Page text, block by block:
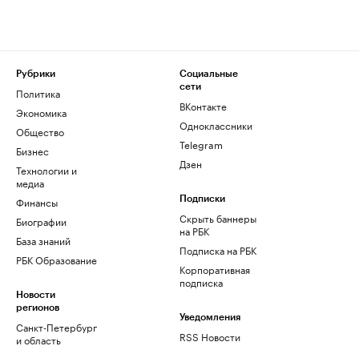
Рубрики
Политика
Экономика
Общество
Бизнес
Технологии и
медиа
Финансы
Биографии
База знаний
РБК Образование
Новости
регионов
Санкт-Петербург
и область
Социальные
сети
ВКонтакте
Одноклассники
Telegram
Дзен
Подписки
Скрыть баннеры
на РБК
Подписка на РБК
Корпоративная
подписка
Уведомления
RSS Новости